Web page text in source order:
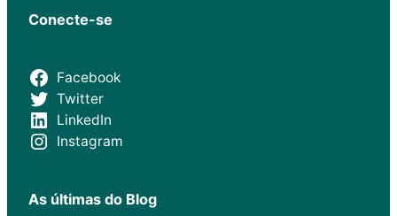
Conecte-se
Facebook
Twitter
LinkedIn
Instagram
As últimas do Blog